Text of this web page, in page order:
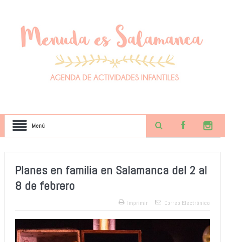
Menú
Planes en familia en Salamanca del 2 al
8 de febrero
Imprimir Correo Electrónico